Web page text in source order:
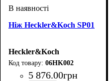
Ніж Heckler&Koch SP01
Heckler&Koch
06HK002
5 876.00грн